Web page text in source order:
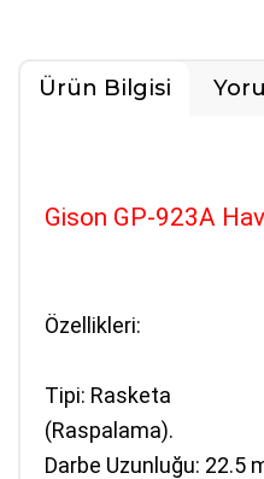
Ürün Bilgisi
Gison GP-923A
Özellikleri:
Tipi: Rasketa
(Raspalama).
Darbe Uzunluğu: 22.5